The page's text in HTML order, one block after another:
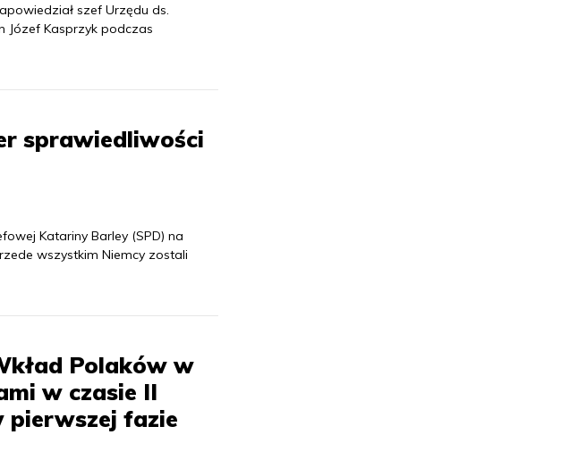
szef Urzędu ds.
Józef Kasprzyk podczas
sprawiedliwości
Katariny Barley (SPD) na
wszystkim Niemcy zostali
Polaków w
w czasie II
pierwszej fazie